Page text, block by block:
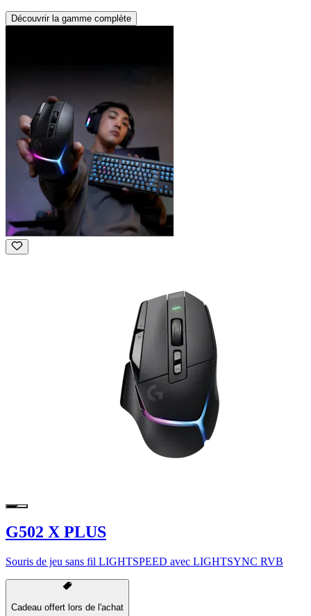
Découvrir la gamme complète
G502 X PLUS
Souris de jeu sans fil LIGHTSPEED avec LIGHTSYNC RVB
Cadeau offert lors de l'achat